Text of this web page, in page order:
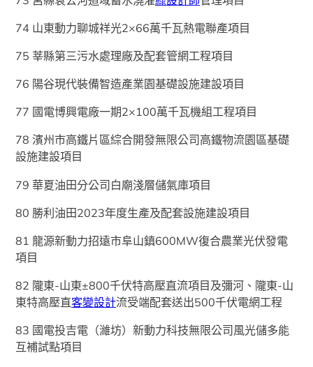
74 山東動力聊城祥光2×66萬千瓦熱電聯產項目
75 莘縣第三污水處理廠及配套管網工程項目
76 陽谷現代裝備智造產業園基礎設施建設項目
77 國電博興電廠一期2×100萬千瓦機組工程項目
78 濱州市高鐵片區綜合開發無限公司高鐵物流園區基礎
設施建設項目
79 華夏油田分公司白廟淺層儲氣庫項目
80 勝利油田2023年度生產及配套設施建設項目
81 龍源新動力招遠市阜山鎮600MW復合農業光伏發電
項目
82 隴東-山東±800千伏特高壓直流項目及彌河、隴東-山
東特高壓直客變設計流受端配套送出500千伏電網工程
83 國電投吉電（濰坊）新動力科技無限公司風光儲多能
互補試點項目